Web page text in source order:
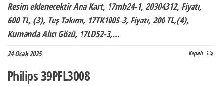
Resim eklenecektir Ana Kart, 17mb24-1, 20304312, Fiyatı,
600 TL, (3), Tuş Takımı, 17TK100S-3, Fiyatı, 200 TL,(4),
Kumanda Alıcı Gözü, 17LD52-3,…
24 Ocak 2025 Kapalı
Philips 39PFL3008